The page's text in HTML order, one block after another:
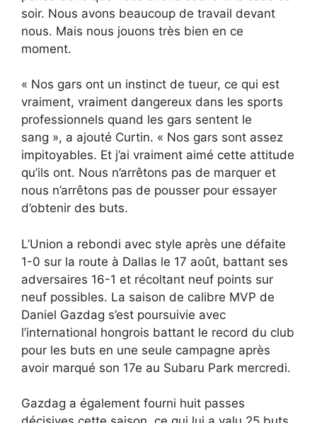
soir. Nous avons beaucoup de travail devant
nous. Mais nous jouons très bien en ce
moment.
« Nos gars ont un instinct de tueur, ce qui est
vraiment, vraiment dangereux dans les sports
professionnels quand les gars sentent le
sang », a ajouté Curtin. « Nos gars sont assez
impitoyables. Et j’ai vraiment aimé cette attitude
qu’ils ont. Nous n’arrêtons pas de marquer et
nous n’arrêtons pas de pousser pour essayer
d’obtenir des buts.
L’Union a rebondi avec style après une défaite
1-0 sur la route à Dallas le 17 août, battant ses
adversaires 16-1 et récoltant neuf points sur
neuf possibles. La saison de calibre MVP de
Daniel Gazdag s’est poursuivie avec
l’international hongrois battant le record du club
pour les buts en une seule campagne après
avoir marqué son 17e au Subaru Park mercredi.
Gazdag a également fourni huit passes